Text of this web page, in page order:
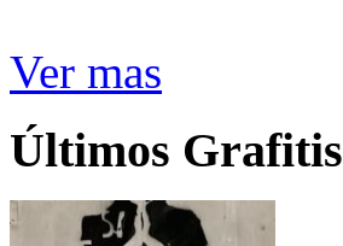
Ver mas
Últimos Grafitis